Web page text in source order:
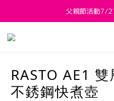
新會員送
父親節活動7/
新會員送
RASTO AE1
不銹鋼快煮壺